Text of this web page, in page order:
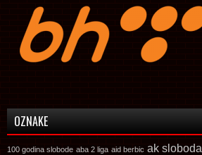
OZNAKE
100 godina slobode aba 2 liga aid berbic ak sloboda